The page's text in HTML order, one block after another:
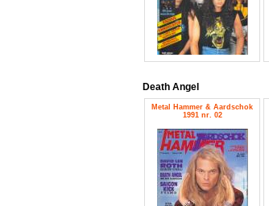
Death Angel
Metal Hammer & Aardschok
1991 nr. 02